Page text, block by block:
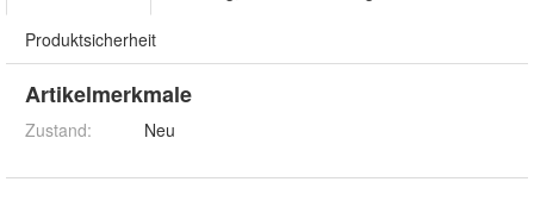
Produktsicherheit
Artikelmerkmale
Zustand: Neu